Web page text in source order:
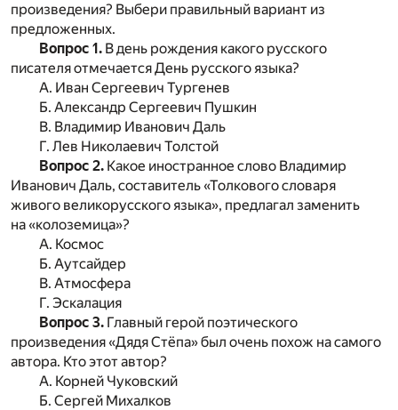
произведения? Выбери правильный вариант из
предложенных.
Вопрос 1. В день рождения какого русского
писателя отмечается День русского языка?
А. Иван Сергеевич Тургенев
Б. Александр Сергеевич Пушкин
В. Владимир Иванович Даль
Г. Лев Николаевич Толстой
Вопрос 2. Какое иностранное слово Владимир
Иванович Даль, составитель «Толкового словаря
живого великорусского языка», предлагал заменить
на «колоземица»?
А. Космос
Б. Аутсайдер
В. Атмосфера
Г. Эскалация
Вопрос 3. Главный герой поэтического
произведения «Дядя Стёпа» был очень похож на самого
автора. Кто этот автор?
А. Корней Чуковский
Б. Сергей Михалков